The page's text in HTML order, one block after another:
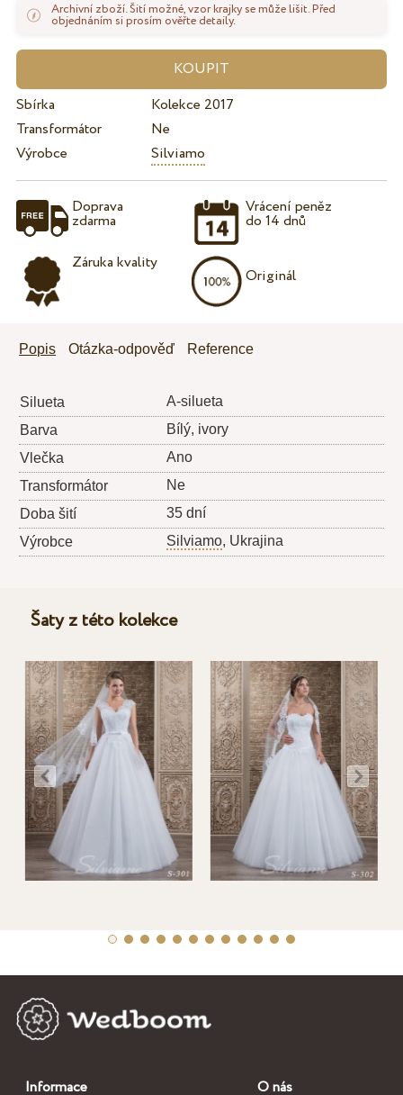
Archivní zboží. Šití možné, vzor krajky se může lišit. Před
objednáním si prosím ověřte detaily.
Sbírka
Kolekce 2017
Transformátor
Ne
Výrobce
Silviamo
Doprava
zdarma
Záruka kvality
Vrácení peněz
do 14 dnů
Originál
Popis Otázka-odpověď Reference
Silueta
A-silueta
Barva
Bílý, ivory
Vlečka
Ano
Transformátor
Ne
Doba šití
35 dní
Výrobce
Silviamo, Ukrajina
Šaty z této kolekce
Informace O nás